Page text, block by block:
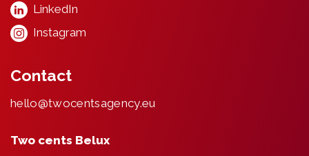
LinkedIn
Instagram
Contact
hello@twocentsagency.eu
Two cents Belux